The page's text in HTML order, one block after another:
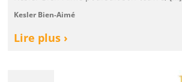
Kesler Bien-Aimé
Lire plus ›